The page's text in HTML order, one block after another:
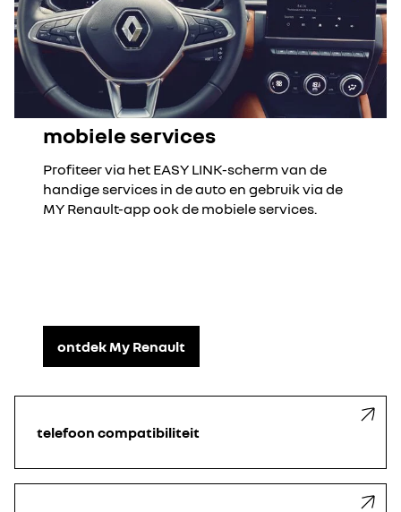
mobiele services
Profiteer via het EASY LINK-scherm van de
handige services in de auto en gebruik via de
MY Renault-app ook de mobiele services.
ontdek My Renault
telefoon compatibiliteit